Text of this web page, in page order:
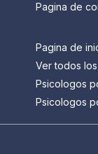
Pagina de
Pagina de
Ver todos
Psicologos
Psicologos